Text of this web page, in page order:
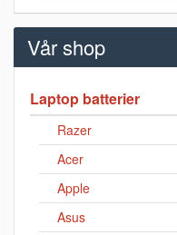
Vår shop
Laptop batterier
Razer
Acer
Apple
Asus